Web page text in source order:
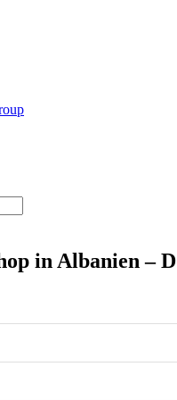
in Albanien – D